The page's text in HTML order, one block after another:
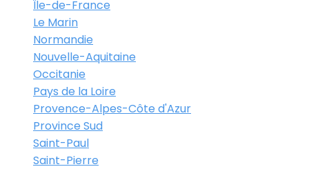
Île-de-France
Le Marin
Normandie
Nouvelle-Aquitaine
Occitanie
Pays de la Loire
Provence-Alpes-Côte d'Azur
Province Sud
Saint-Paul
Saint-Pierre